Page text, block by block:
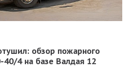
обзор пожарного
4 на базе Валдая 12